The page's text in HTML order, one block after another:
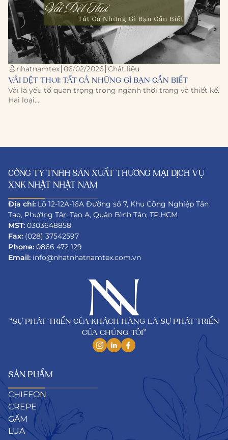
nhatnamtex 06/02/2026 Chất liệu
VẢI DỆT THOI: TẤT CẢ NHỮNG GÌ BẠN CẦN BIẾT
Vải là yếu tố quan trọng trong ngành thời trang và thiết kế.
Hai loại…
CÔNG TY TNHH SẢN XUẤT THƯƠNG MẠI DỊCH VỤ
XNK NHẬT NHẬT NAM
Địa chỉ: Lô 12-12A-16A Đường số 7, Khu Công Nghiệp Tân
Tạo, Phường Tân Tạo A, Quận Bình Tân, TP.HCM
MST: 0303648858
Fax: (028) 37542597
Phone: 0866 472 129
Email: info@nhatnhatnamtex.com.vn
“SỰ PHÁT TRIỂN CỦA KHÁCH HÀNG LÀ SỰ PHÁT TRIỂN
CỦA CHÚNG TÔI”
SẢN PHẨM
CHIFFON
CREPE
GẤM
LỤA